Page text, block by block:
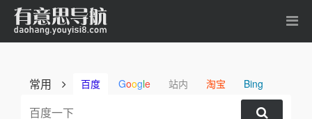
常用 百度 Google 站内 淘宝 Bing